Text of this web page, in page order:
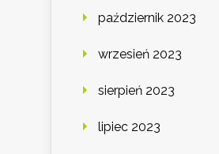
październik 2023
wrzesień 2023
sierpień 2023
lipiec 2023